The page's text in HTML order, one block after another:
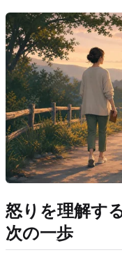
怒りを理解す
次の一歩